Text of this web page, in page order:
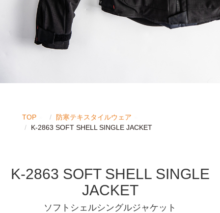
TOP
防寒テキスタイルウェア
K-2863 SOFT SHELL SINGLE JACKET
K-2863 SOFT SHELL SINGLE
JACKET
ソフトシェルシングルジャケット